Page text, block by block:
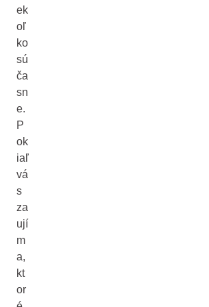
ek
oľ
ko
sú
ča
sn
e.
P
ok
iaľ
vá
s
za
ují
m
a,
kt
or